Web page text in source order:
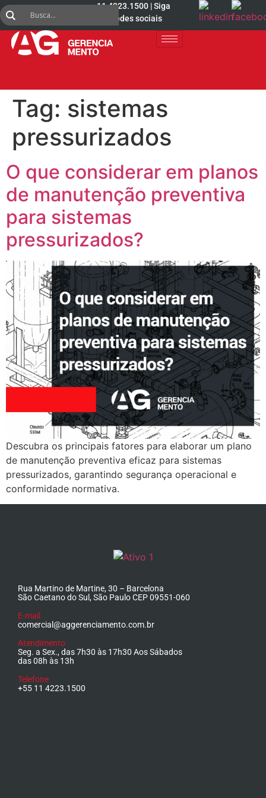
11 4223.1500 | Siga
nas redes sociais
Tag: sistemas
pressurizados
O que considerar em planos
de manutenção preventiva
para sistemas
pressurizados?
Descubra os principais fatores para elaborar um plano
de manutenção preventiva eficaz para sistemas
pressurizados, garantindo segurança operacional e
conformidade normativa.
Rua Martino de Martine, 30 – Barcelona
São Caetano do Sul, São Paulo CEP 09551-060
E-mail
comercial@aggerenciamento.com.br
Atendimento
Seg. a Sex., das 7h30 às 17h30 Aos Sábados
das 08h às 13h
Telefone
+55 11 4223.1500